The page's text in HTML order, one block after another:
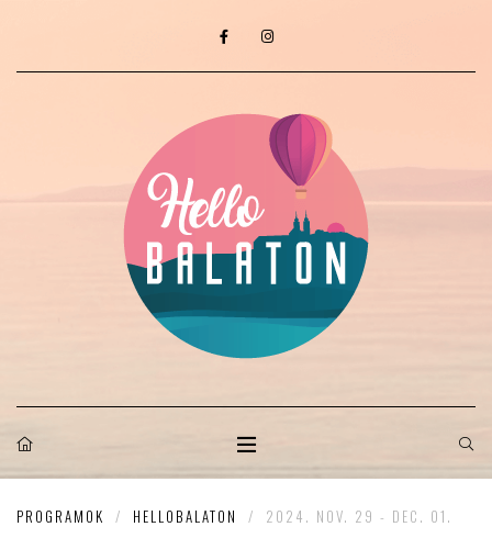
PROGRAMOK / HELLOBALATON / 2024. NOV. 29 - DEC. 01.